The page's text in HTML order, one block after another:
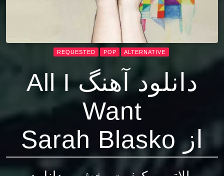
ALTERNATIVE
POP
REQUESTED
دانلود آهنگ All I
Want
از Sarah Blasko